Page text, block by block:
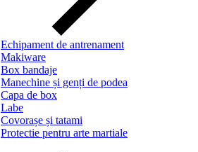
Echipament de antrenament
Makiware
Box bandaje
Manechine și genți de podea
Capa de box
Labe
Covorașe și tatami
Protectie pentru arte martiale